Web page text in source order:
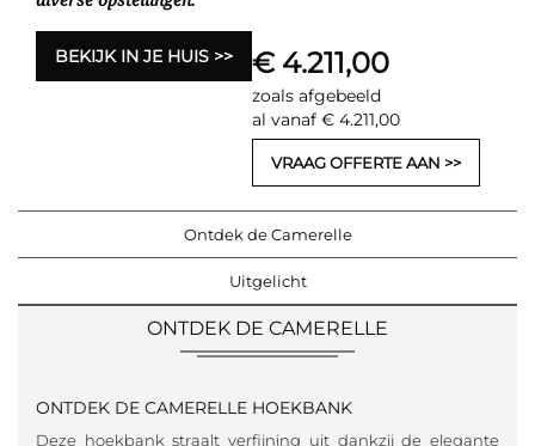
BEKIJK IN JE HUIS € 4.211,00
zoals afgebeeld
al vanaf € 4.211,00
VRAAG OFFERTE AAN
Ontdek de Camerelle
Uitgelicht
ONTDEK DE CAMERELLE
ONTDEK DE CAMERELLE HOEKBANK
Deze hoekbank straalt verfijning uit dankzij de elegante